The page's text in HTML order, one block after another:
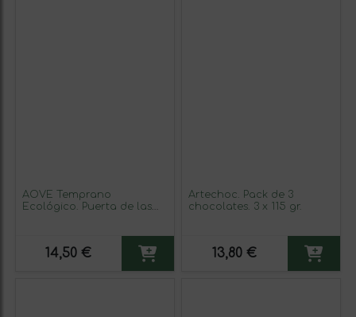
AOVE Temprano
Ecológico. Puerta de las
14,50 €
Artechoc. Pack de 3
chocolates. 3 x 115 gr.
13,80 €